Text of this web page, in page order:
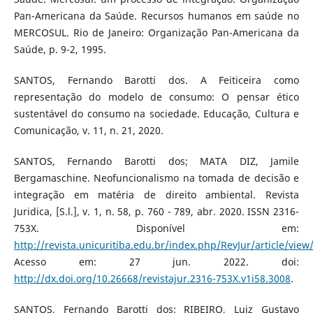
Pan-Americana da Saúde. Recursos humanos em saúde no
MERCOSUL. Rio de Janeiro: Organização Pan-Americana da
Saúde, p. 9-2, 1995.
SANTOS, Fernando Barotti dos. A Feiticeira como
representação do modelo de consumo: O pensar ético
sustentável do consumo na sociedade. Educação, Cultura e
Comunicação, v. 11, n. 21, 2020.
SANTOS, Fernando Barotti dos; MATA DIZ, Jamile
Bergamaschine. Neofuncionalismo na tomada de decisão e
integração em matéria de direito ambiental. Revista
Juridica, [S.l.], v. 1, n. 58, p. 760 - 789, abr. 2020. ISSN 2316-
753X. Disponível em:
http://revista.unicuritiba.edu.br/index.php/RevJur/article/
Acesso em: 27 jun. 2022. doi:
http://dx.doi.org/10.26668/revistajur.2316-753X.v1i58.3008.
SANTOS, Fernando Barotti dos; RIBEIRO, Luiz Gustavo